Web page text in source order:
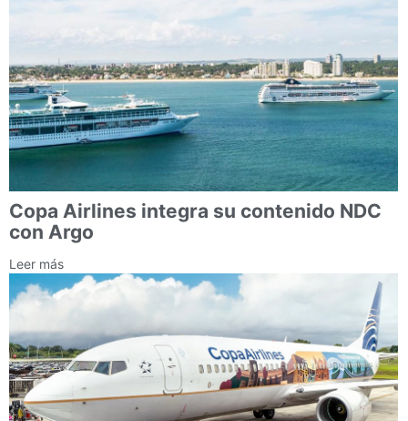
Copa Airlines integra su contenido NDC
con Argo
Leer más